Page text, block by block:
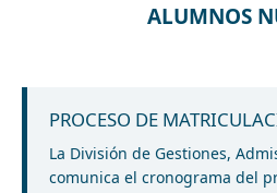
ALUMNOS
PROCESO DE
La División de Gestiones,
comunica el cronograma del